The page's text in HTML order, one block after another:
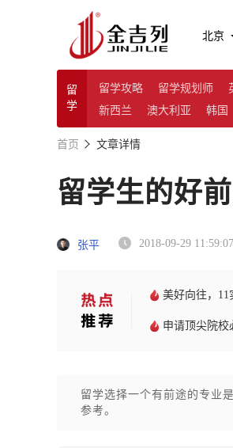
北京
留
学
留学攻略 留学规划师
新西兰
澳大利亚 韩国
首页 文章详情
留学生的好前
张平 2018-09-29 11:59:07
美好向往，11
申请顶尖院校
留学选择一个有前途的专业
参考。